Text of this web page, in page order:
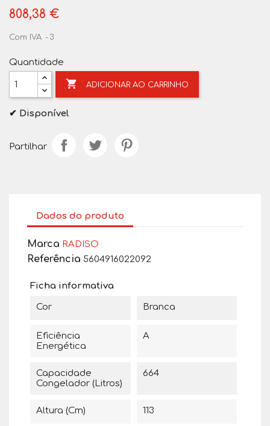
808,38 €
Com IVA 3
Quantidade
 ADICIONAR AO CARRINHO
✔ Disponível
Partilhar
Dados do produto
Marca RADISO
Referência 5604916022092
Ficha informativa
Cor Branca
Eficiência
Energética
A
Capacidade
Congelador (Litros)
664
Altura (cm) 113